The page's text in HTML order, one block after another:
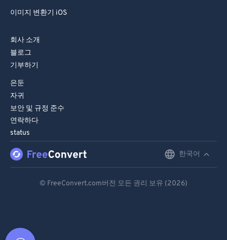
이미지 변환기 iOS
회사 소개
블로그
기부하기
은둔
자귀
보안 및 규정 준수
연락하다
status
한국어
© FreeConvert.com버전 모든 권리 보유 (2026)